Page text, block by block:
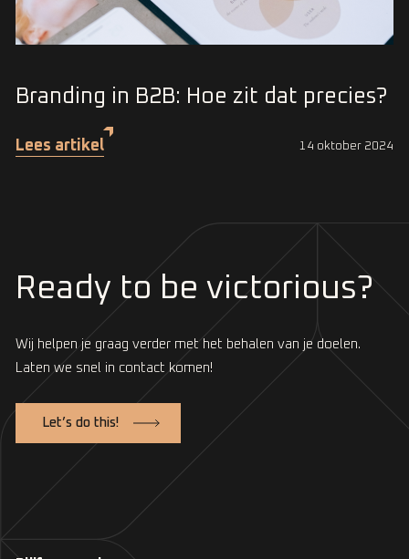
Branding in B2B: Hoe zit dat precies?
Lees artikel 14 oktober 2024
Ready to be victorious?
Wij helpen je graag verder met het behalen van je doelen.
Laten we snel in contact komen!
Let’s do this!